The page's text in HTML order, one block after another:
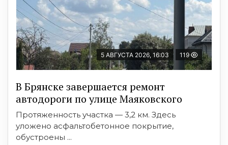
5 АВГУСТА 2026, 16:03 119
В Брянске завершается ремонт
автодороги по улице Маяковского
Протяженность участка — 3,2 км. Здесь
уложено асфальтобетонное покрытие,
обустроены ...